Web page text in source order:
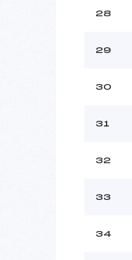
28
29
30
31
32
33
34